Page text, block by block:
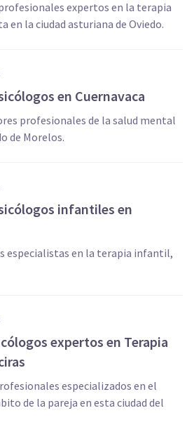
expertos en la terapia
en la ciudad asturiana de Oviedo.
en Cuernavaca
profesionales de la salud mental
de Morelos.
infantiles en
especialistas en la terapia infantil,
expertos en Terapia
especializados en el
de la pareja en esta ciudad del